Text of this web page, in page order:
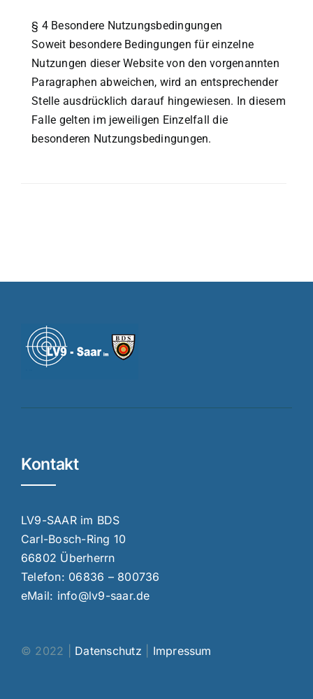
§ 4 Besondere Nutzungsbedingungen
Soweit besondere Bedingungen für einzelne
Nutzungen dieser Website von den vorgenannten
Paragraphen abweichen, wird an entsprechender
Stelle ausdrücklich darauf hingewiesen. In diesem
Falle gelten im jeweiligen Einzelfall die
besonderen Nutzungsbedingungen.
Kontakt
LV9-SAAR im BDS
Carl-Bosch-Ring 10
66802 Überherrn
Telefon: 06836 – 800736
eMail: info@lv9-saar.de
© 2022 | Datenschutz Impressum